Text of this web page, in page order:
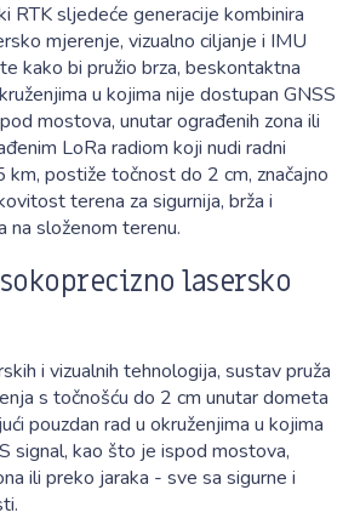
RTK sljedeće generacije kombinira
mjerenje, vizualno ciljanje i IMU
kako bi pružio brza, beskontaktna
u kojima nije dostupan GNSS
mostova, unutar ograđenih zona ili
LoRa radiom koji nudi radni
postiže točnost do 2 cm, značajno
terena za sigurnija, brža i
na složenom terenu.
lasersko
i vizualnih tehnologija, sustav pruža
s točnošću do 2 cm unutar dometa
pouzdan rad u okruženjima u kojima
signal, kao što je ispod mostova,
ili preko jaraka - sve sa sigurne i